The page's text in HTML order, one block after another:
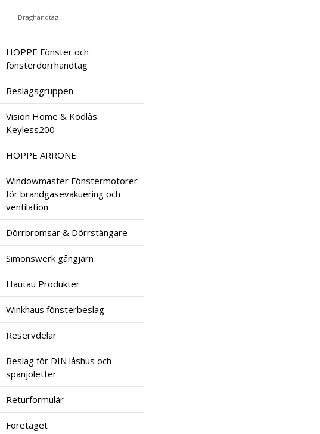
Draghandtag
HOPPE Fönster och
fönsterdörrhandtag
Beslagsgruppen
Vision Home & Kodlås
Keyless200
HOPPE ARRONE
Windowmaster Fönstermotorer
för brandgasevakuering och
ventilation
Dörrbromsar & Dörrstängare
Simonswerk gångjärn
Hautau Produkter
Winkhaus fönsterbeslag
Reservdelar
Beslag för DIN låshus och
spanjoletter
Returformulär
Företaget